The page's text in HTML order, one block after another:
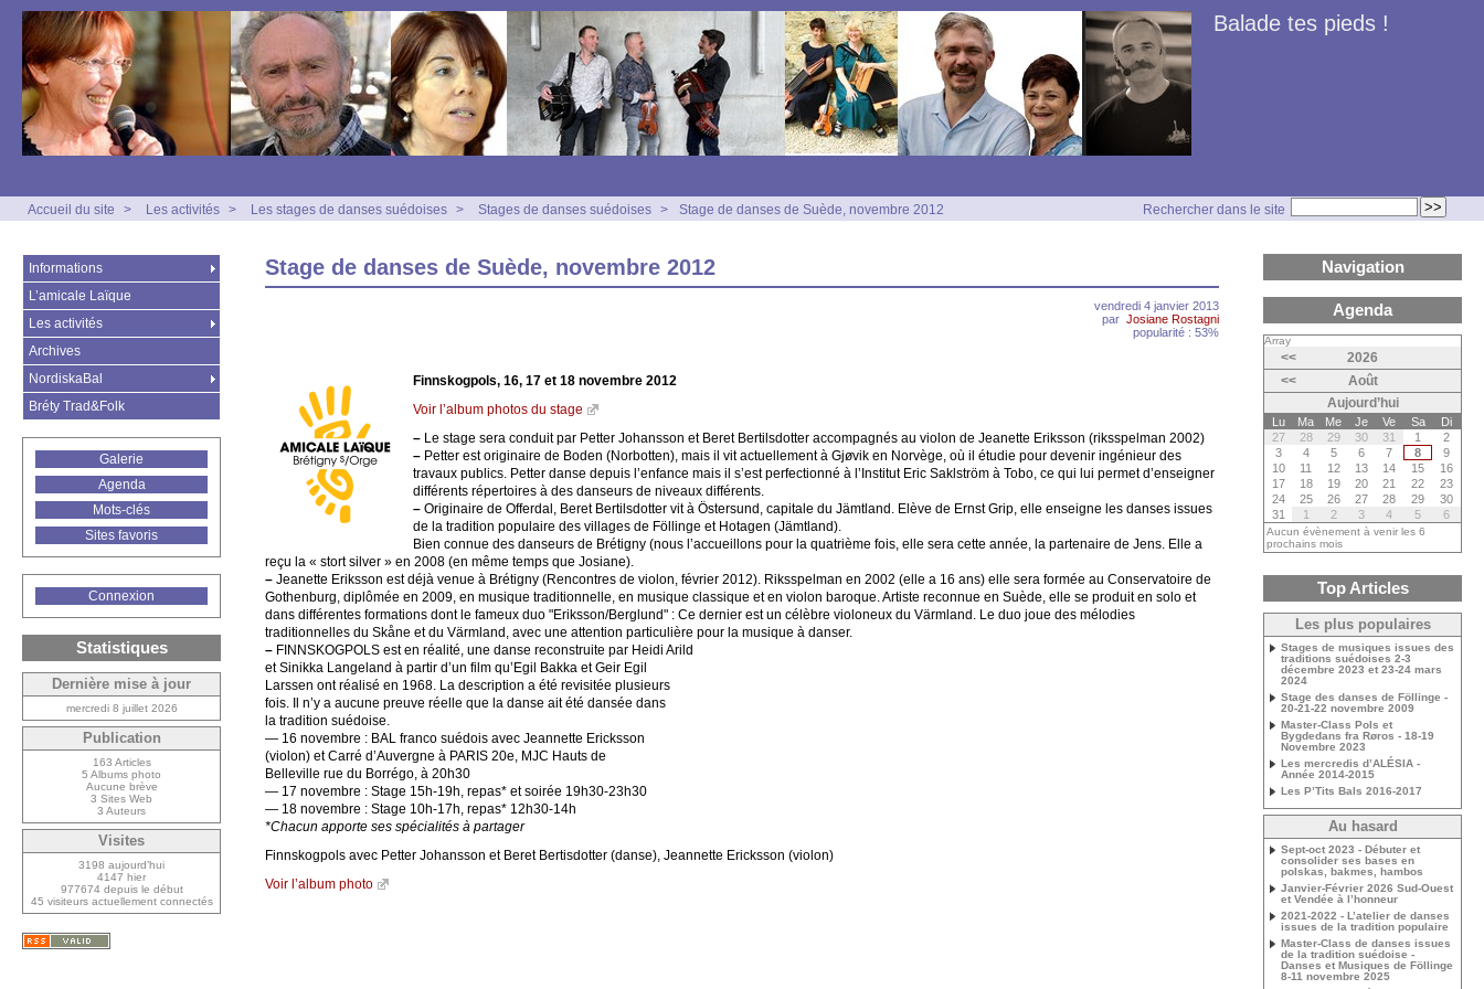
Balade tes pieds !
Rechercher dans le site
Accueil du site > Les activités > Les stages de danses suédoises > Stages de danses suédoises > Stage de danses de Suède, novembre 2012
Stage de danses de Suède, novembre 2012
vendredi 4 janvier 2013
par Josiane Rostagni
popularité : 53%
Finnskogpols, 16, 17 et 18 novembre 2012
Voir l’album photos du stage
– Le stage sera conduit par Petter Johansson et Beret Bertilsdotter accompagnés au violon de Jeanette Eriksson (riksspelman 2002)
– Petter est originaire de Boden (Norbotten), mais il vit actuellement à Gjøvik en Norvège, où il étudie pour devenir ingénieur des
travaux publics. Petter danse depuis l’enfance mais il s’est perfectionné à l’Institut Eric Saklström à Tobo, ce qui lui permet d’enseigner
différents répertoires à des danseurs de niveaux différents.
– Originaire de Offerdal, Beret Bertilsdotter vit à Östersund, capitale du Jämtland. Elève de Ernst Grip, elle enseigne les danses issues
de la tradition populaire des villages de Föllinge et Hotagen (Jämtland).
Bien connue des danseurs de Brétigny (nous l’accueillons pour la quatrième fois, elle sera cette année, la partenaire de Jens. Elle a
reçu la « stort silver » en 2008 (en même temps que Josiane).
– Jeanette Eriksson est déjà venue à Brétigny (Rencontres de violon, février 2012). Riksspelman en 2002 (elle a 16 ans) elle sera formée au Conservatoire de
Gothenburg, diplômée en 2009, en musique traditionnelle, en musique classique et en violon baroque. Artiste reconnue en Suède, elle se produit en solo et
dans différentes formations dont le fameux duo "Eriksson/Berglund" : Ce dernier est un célèbre violoneux du Värmland. Le duo joue des mélodies
traditionnelles du Skåne et du Värmland, avec une attention particulière pour la musique à danser.
– FINNSKOGPOLS est en réalité, une danse reconstruite par Heidi Arild
et Sinikka Langeland à partir d’un film qu’Egil Bakka et Geir Egil
Larssen ont réalisé en 1968. La description a été revisitée plusieurs
fois. Il n’y a aucune preuve réelle que la danse ait été dansée dans
la tradition suédoise.
— 16 novembre : BAL franco suédois avec Jeannette Ericksson
(violon) et Carré d’Auvergne à PARIS 20e, MJC Hauts de
Belleville rue du Borrégo, à 20h30
— 17 novembre : Stage 15h-19h, repas* et soirée 19h30-23h30
— 18 novembre : Stage 10h-17h, repas* 12h30-14h
*Chacun apporte ses spécialités à partager
Finnskogpols avec Petter Johansson et Beret Bertisdotter (danse), Jeannette Ericksson (violon)
Voir l’album photo
Informations
L’amicale Laïque
Les activités
Archives
NordiskaBal
Bréty Trad&Folk
Galerie
Agenda
Mots-clés
Sites favoris
Connexion
Statistiques
Dernière mise à jour
mercredi 8 juillet 2026
Publication
163 Articles
5 Albums photo
Aucune brève
3 Sites Web
3 Auteurs
Visites
3198 aujourd’hui
4147 hier
977674 depuis le début
45 visiteurs actuellement connectés
Navigation
Agenda
Array
<<
2026
<<
Août
Aujourd’hui
Lu Ma Me Je Ve Sa
Di
27
28 29 30 31 1
2
3
4 5 6 7 8
9
10
11 12 13 14 15
16
17
18 19 20 21 22
23
24
25 26 27 28 29
30
31
1 2 3 4 5 6
Aucun évènement à venir les 6
prochains mois
Top Articles
Les plus populaires
Stages de musiques issues des
traditions suédoises 2-3
décembre 2023 et 23-24 mars
2024
Stage des danses de Föllinge -
20-21-22 novembre 2009
Master-Class Pols et
Bygdedans fra Røros - 18-19
Novembre 2023
Les mercredis d’ALÉSIA -
Année 2014-2015
Les P’Tits Bals 2016-2017
Au hasard
Sept-oct 2023 - Débuter et
consolider ses bases en
polskas, bakmes, hambos
Janvier-Février 2026 Sud-Ouest
et Vendée à l’honneur
2021-2022 - L’atelier de danses
issues de la tradition populaire
Master-Class de danses issues
de la tradition suédoise -
Danses et Musiques de Föllinge
8-11 novembre 2025